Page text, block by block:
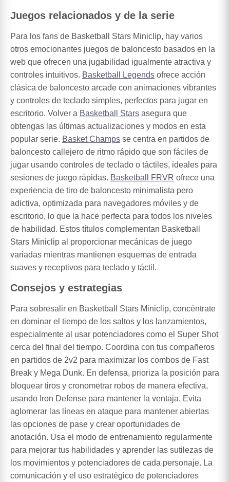
Juegos relacionados y de la serie
Para los fans de Basketball Stars Miniclip, hay varios
otros emocionantes juegos de baloncesto basados en la
web que ofrecen una jugabilidad igualmente atractiva y
controles intuitivos. Basketball Legends ofrece acción
clásica de baloncesto arcade con animaciones vibrantes
y controles de teclado simples, perfectos para jugar en
escritorio. Volver a Basketball Stars asegura que
obtengas las últimas actualizaciones y modos en esta
popular serie. Basket Champs se centra en partidos de
baloncesto callejero de ritmo rápido que son fáciles de
jugar usando controles de teclado o táctiles, ideales para
sesiones de juego rápidas. Basketball FRVR ofrece una
experiencia de tiro de baloncesto minimalista pero
adictiva, optimizada para navegadores móviles y de
escritorio, lo que la hace perfecta para todos los niveles
de habilidad. Estos títulos complementan Basketball
Stars Miniclip al proporcionar mecánicas de juego
variadas mientras mantienen esquemas de entrada
suaves y receptivos para teclado y táctil.
Consejos y estrategias
Para sobresalir en Basketball Stars Miniclip, concéntrate
en dominar el tiempo de los saltos y los lanzamientos,
especialmente al usar potenciadores como el Super Shot
cerca del final del tiempo. Coordina con tus compañeros
en partidos de 2v2 para maximizar los combos de Fast
Break y Mega Dunk. En defensa, prioriza la posición para
bloquear tiros y cronometrar robos de manera efectiva,
usando Iron Defense para mantener la ventaja. Evita
aglomerar las líneas en ataque para mantener abiertas
las opciones de pase y crear oportunidades de
anotación. Usa el modo de entrenamiento regularmente
para mejorar tus habilidades y aprender las sutilezas de
los movimientos y potenciadores de cada personaje. La
comunicación y el uso estratégico de potenciadores